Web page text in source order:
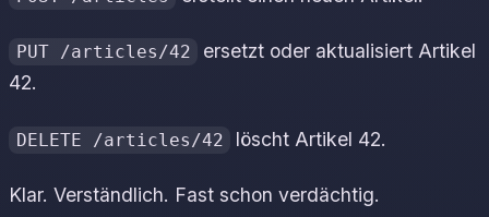
PUT /articles/42
ersetzt oder aktualisiert Artikel
42.
DELETE /articles/42 löscht Artikel 42.
Klar. Verständlich. Fast schon verdächtig.